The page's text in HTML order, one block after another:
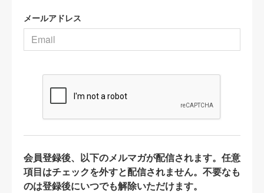
メールアドレス
会員登録後、以下のメルマガが配信されます。任意
項目はチェックを外すと配信されません。不要なも
のは登録後にいつでも解除いただけます。